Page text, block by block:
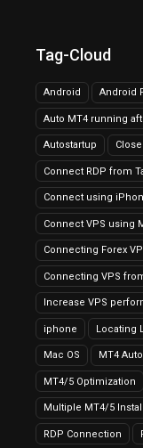
Tag-Cloud
Android Android
Auto MT4 running
Autostartup
Connect RDP from
Connect using
Connect VPS using
Connecting Forex
Connecting VPS
Increase VPS
iphone Locating
Mac OS MT4
MT4/5 Optimization
Multiple MT4/5
RDP Connection